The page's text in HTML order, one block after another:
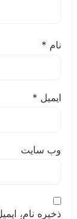
نام*
ایمیل*
وب‌ سایت
ذخیره نام،